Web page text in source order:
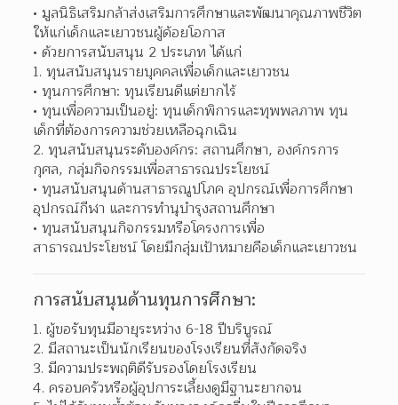
มูลนิธิเสริมกล้าส่งเสริมการศึกษาและพัฒนาคุณภาพชีวิต
ให้แก่เด็กและเยาวชนผู้ด้อยโอกาส
ด้วยการสนับสนุน 2 ประเภท ได้แก่
1. ทุนสนับสนุนรายบุคคลเพื่อเด็กและเยาวชน
ทุนการศึกษา: ทุนเรียนดีแต่ยากไร้
ทุนเพื่อความเป็นอยู่: ทุนเด็กพิการและทุพพลภาพ ทุน
เด็กที่ต้องการความช่วยเหลือฉุกเฉิน
2. ทุนสนับสนุนระดับองค์กร: สถานศึกษา, องค์กรการ
กุศล, กลุ่มกิจกรรมเพื่อสาธารณประโยชน์​
ทุนสนับสนุนด้านสาธารณูปโภค ​อุปกรณ์เพื่อการศึกษา
อุปกรณ์กีฬา และการทำนุบำรุงสถานศึกษา
ทุนสนับสนุนกิจกรรมหรือโครงการเพื่อ
การสนับสนุนด้านทุนการศึกษา:
1. ผู้ขอรับทุนมีอายุระหว่าง 6-18 ปีบริบูรณ์
2. มีสถานะเป็นนักเรียนของโรงเรียนที่สังกัดจริง
3. มีความประพฤติดีรับรองโดยโรงเรียน
4. ครอบครัวหรือผู้อุปการะเลี้ยงดูมีฐานะยากจน